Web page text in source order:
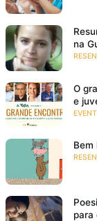
na
O
e
Bem
para